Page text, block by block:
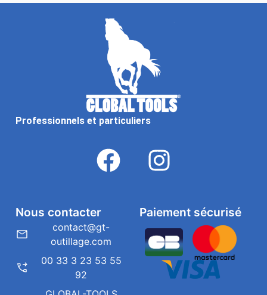
Professionnels et particuliers
Paiement sécurisé
Nous contacter
contact@gt-
outillage.com
00 33 3 23 53 55
92